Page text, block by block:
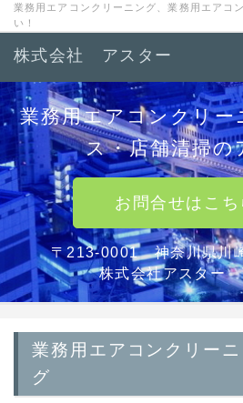
業務用エアコンクリーニング、業務用エアコ
い！
株式会社 アスター
業務用エアコンクリ
ス・店舗清掃の
お問合せはこち
〒213-0001 神奈川県川
株式会社アスタ
業務用エアコンクリー
グ